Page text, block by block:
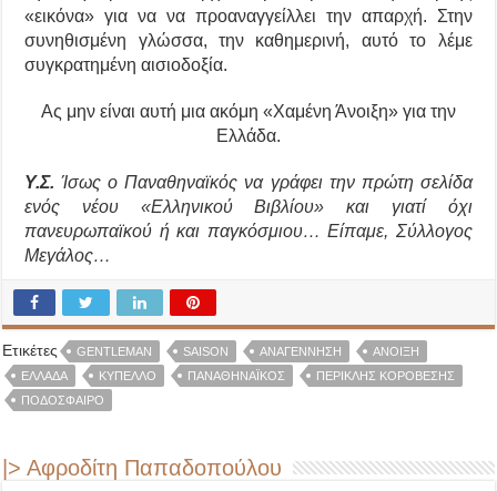
«εικόνα» για να να προαναγγείλλει την απαρχή. Στην
συνηθισμένη γλώσσα, την καθημερινή, αυτό το λέμε
συγκρατημένη αισιοδοξία.
Ας μην είναι αυτή μια ακόμη «Χαμένη Άνοιξη» για την
Ελλάδα.
Υ.Σ. Ίσως ο Παναθηναϊκός να γράφει την πρώτη σελίδα
ενός νέου «Ελληνικού Βιβλίου» και γιατί όχι
πανευρωπαϊκού ή και παγκόσμιου… Είπαμε, Σύλλογος
Μεγάλος…
Ετικέτες GENTLEMAN SAISON ΑΝΑΓΕΝΝΗΣΗ
ΆΝΟΙΞΗ
ΕΛΛΆΔΑ
ΚΥΠΕΛΛΟ ΠΑΝΑΘΗΝΑΪΚΌΣ
ΠΕΡΙΚΛΉΣ ΚΟΡΟΒΈΣΗΣ
ΠΟΔΌΣΦΑΙΡΟ
|> Αφροδίτη Παπαδοπούλου